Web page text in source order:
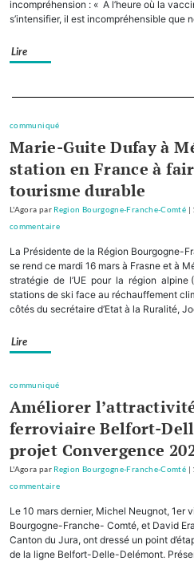
Régions,
la
pour
le
tourisme
de
incompréhension : « A l’heure où la
s’intensifier, il est incompréhensible que
Lire
communiqué
Marie-Guite Dufay à
station en France à
tourisme durable
L'Agora par Region Bourgogne-Franche-Comté |
commentaireon
autres
Régions,
la
plan
d’investissement
pour
montagne
La Présidente de la Région Bourgogne-
se rend ce mardi 16 mars à Frasne et à
stratégie de l’UE pour la région alpine
stations de ski face au réchauffement
côtés du secrétaire d’Etat à la Ruralité,
Lire
communiqué
Améliorer
ferroviaire Belfort-
projet Convergence
L'Agora par Region Bourgogne-Franche-Comté |
commentaireon
autres
Régions,
Le 10 mars dernier, Michel Neugnot, 1er
Bourgogne-Franche- Comté, et David
Canton du Jura, ont dressé un point
de la ligne Belfort-Delle-Delémont.